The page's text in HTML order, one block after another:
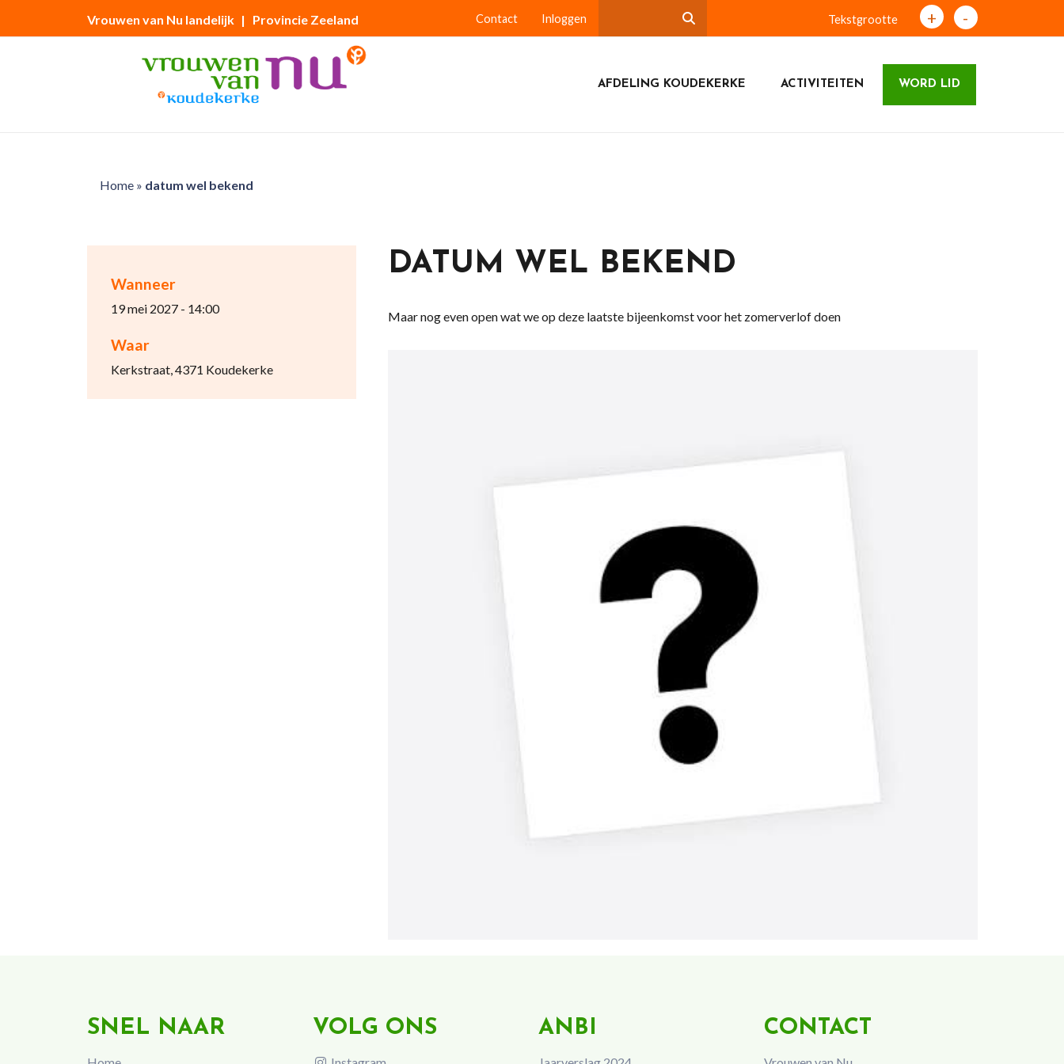
Vrouwen van Nu landelijk | Provincie Zeeland Contact Inloggen Tekstgrootte + -
AFDELING KOUDEKERKE ACTIVITEITEN WORD LID
Home» datum wel bekend
Wanneer
19 mei 2027 - 14:00
Waar
Kerkstraat, 4371 Koudekerke
DATUM WEL BEKEND
Maar nog even open wat we op deze laatste bijeenkomst voor het zomerverlof doen
SNEL NAAR VOLG ONS ANBI CONTACT